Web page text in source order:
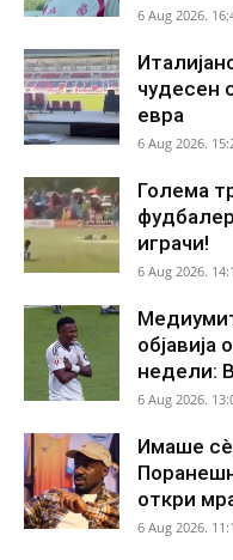
6 Aug 2026.
чудесен
евра
6 Aug 2026.
Голема
играчи!
6 Aug 2026.
недели:
6 Aug 2026.
Имаше
откри
6 Aug 2026.